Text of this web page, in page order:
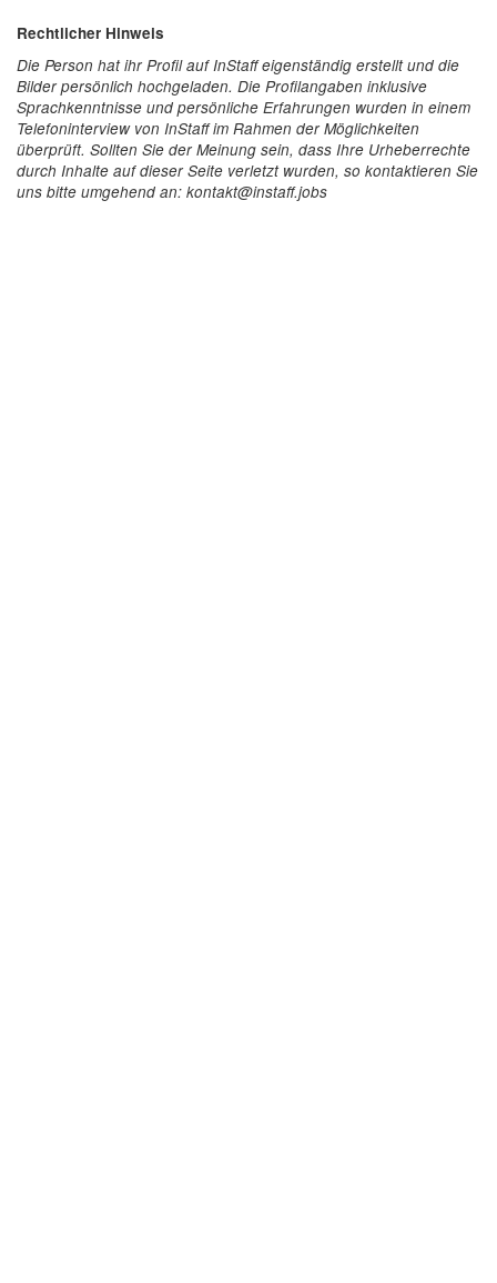
Rechtlicher Hinweis
Die Person hat ihr Profil auf InStaff eigenständig erstellt und die
Bilder persönlich hochgeladen. Die Profilangaben inklusive
Sprachkenntnisse und persönliche Erfahrungen wurden in einem
Telefoninterview von InStaff im Rahmen der Möglichkeiten
überprüft. Sollten Sie der Meinung sein, dass Ihre Urheberrechte
durch Inhalte auf dieser Seite verletzt wurden, so kontaktieren Sie
uns bitte umgehend an: kontakt@instaff.jobs